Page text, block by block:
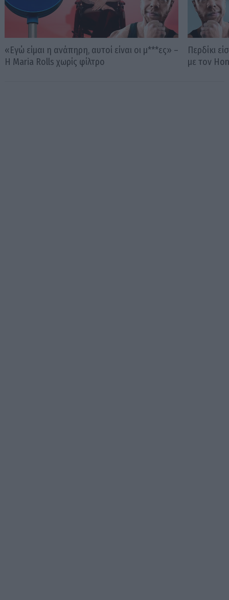
«Εγώ είμαι η ανάπηρη, αυτοί είναι οι μ***ες» –
Η Maria Rolls χωρίς φίλτρο
Περδίκι
με τον